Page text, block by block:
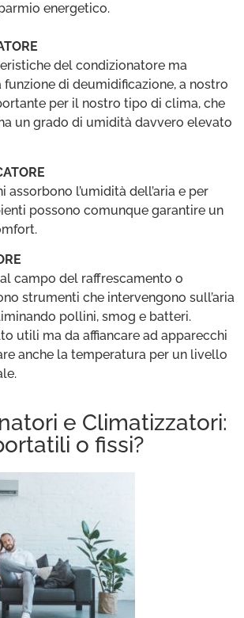
energetico.
del condizionatore ma
funzione di deumidificazione, a nostro
per il nostro tipo di clima, che
un grado di umidità davvero elevato
assorbono l’umidità dell’aria e per
possono comunque garantire un
campo del raffrescamento o
strumenti che intervengono sull’aria
pollini, smog e batteri.
utili ma da affiancare ad apparecchi
anche la temperatura per un livello
e Climatizzatori:
o fissi?